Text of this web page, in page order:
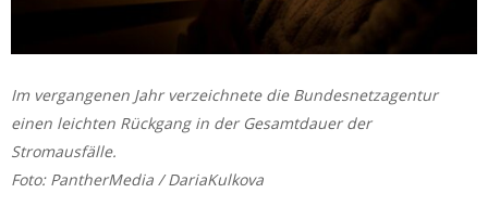
Im vergangenen Jahr verzeichnete die Bundesnetzagentur
einen leichten Rückgang in der Gesamtdauer der
Stromausfälle.
Foto: PantherMedia / DariaKulkova